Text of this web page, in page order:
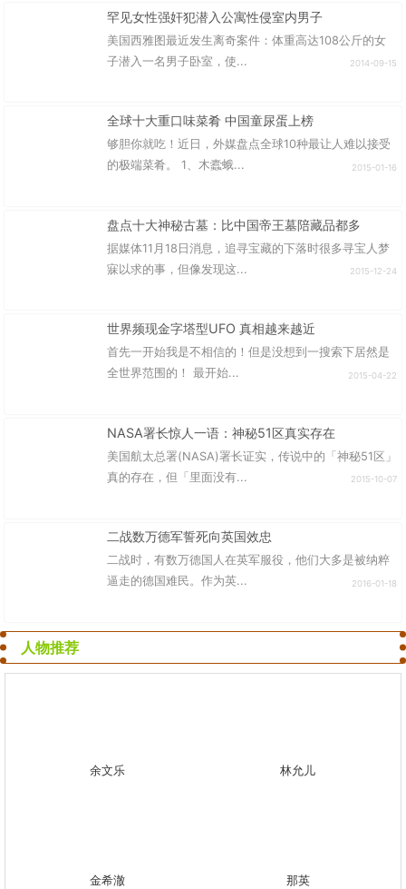
罕见女性强奸犯潜入公寓性侵室内男子
美国西雅图最近发生离奇案件：体重高达108公斤的女
子潜入一名男子卧室，使...
2014-09-15
全球十大重口味菜肴 中国童尿蛋上榜
够胆你就吃！近日，外媒盘点全球10种最让人难以接受
的极端菜肴。 1、木蠹蛾...
2015-01-16
盘点十大神秘古墓：比中国帝王墓陪藏品都多
据媒体11月18日消息，追寻宝藏的下落时很多寻宝人梦
寐以求的事，但像发现这...
2015-12-24
世界频现金字塔型UFO 真相越来越近
首先一开始我是不相信的！但是没想到一搜索下居然是
全世界范围的！ 最开始...
2015-04-22
NASA署长惊人一语：神秘51区真实存在
美国航太总署(NASA)署长证实，传说中的「神秘51区」
真的存在，但「里面没有...
2015-10-07
二战数万德军誓死向英国效忠
二战时，有数万德国人在英军服役，他们大多是被纳粹
逼走的德国难民。作为英...
2016-01-18
人物推荐
余文乐 林允儿
金希澈 那英